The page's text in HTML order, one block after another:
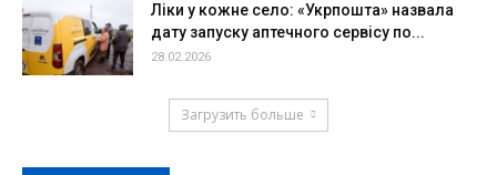
Ліки у кожне село: «Укрпошта» назвала
дату запуску аптечного сервісу по...
28.02.2026
Загрузить больше